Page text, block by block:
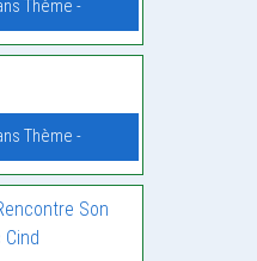
Thème -
Thème -
Son
Cind